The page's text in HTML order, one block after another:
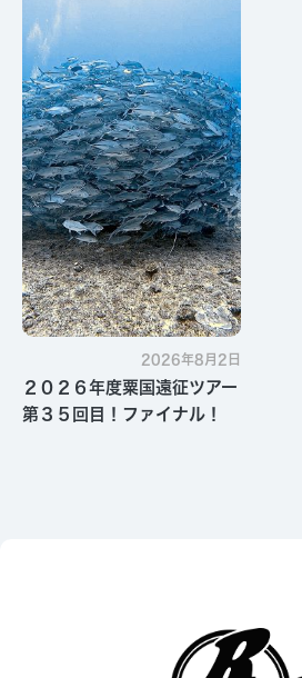
2026年8月2日
２０２６年度粟国遠征ツアー
第３５回目！ファイナル！